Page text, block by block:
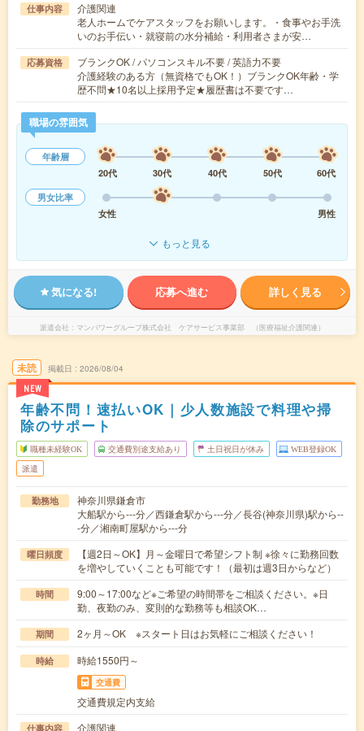
仕事内容
介護関連
老人ホームでケアスタッフをお願いします。・食事やお手洗
いのお手伝い・就寝前の水分補給・利用者さまが安…
応募資格
ブランクOK / パソコンスキル不要 / 英語力不要
介護経験のある方（無資格でもOK！）ブランクOK年齢・学
歴不問★10名以上採用予定★履歴書は不要です…
職場の雰囲気
年齢層
20代
30代 40代 50代
60代
男女比率
女性
男性
もっと見る
気になる! 応募へ進む 詳しく見る
派遣会社 マンパワーグループ株式会社 ケアサービス事業部 （医療福祉介護関連）
未読
NEW
掲載日 2026/08/04
年齢不問！速払いOK｜少人数施設で料理や掃
除のサポート
職種未経験OK 交通費別途支給あり 土日祝日が休み WEB登録OK
派遣
勤務地
神奈川県鎌倉市
大船駅から---分／西鎌倉駅から---分／長谷(神奈川県)駅から--
-分／湘南町屋駅から---分
曜日頻度
【週2日～OK】月～金曜日で希望シフト制 ※徐々に勤務回数
を増やしていくことも可能です！（最初は週3日からなど）
時間
9:00～17:00など※ご希望の時間帯をご相談ください。※日
勤、夜勤のみ、変則的な勤務等も相談OK…
期間 2ヶ月～OK ※スタート日はお気軽にご相談ください！
時給 時給1550円～
交通費
交通費規定内支給
仕事内容 介護関連